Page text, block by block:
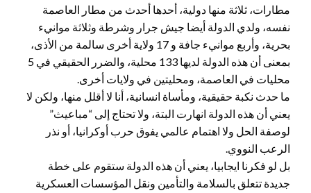
مطارات، ثلاثة منها دولية، أحدها أحدث من مطار العاصمة
نفسه، ولدي الدولة أيضا جيش جرار وشرطة وثلاثة موانيء
بحرية، وأربع موانيء جافة و 17 ولاية أخرى سالمة من الأذى،
بمعنى أن هذه الدولة لديها 133 محلية، والضرر الحقيقي في 5
محليات في العاصمة، ومحليتين في ولايات أخرى.
ما حدث نكبة حقيقية، ومأساة انسانية، أنا لا أقلل منها، ولكن لا
يعني أن هذه الدولة انهارت البتة، ولا تحتاج إلى “مباعيث”
لوصفة الحل ولا اهتمام عالمي يفوق حرب أوكرانيا، أو نذر
الرعب النووي.
بل لو فكرنا ايجابيا، يعني أن هذه الدولة ستقوم على خطة
جديدة تتعلق بالسلامة والتأمين ونقل المؤسسات العسكرية